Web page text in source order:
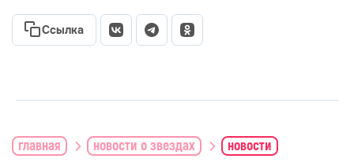
Ссылка
главная новости о звездах новости